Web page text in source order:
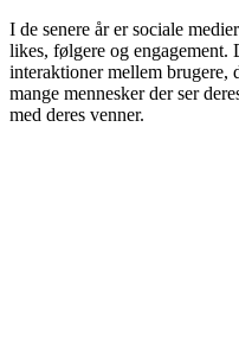
I de senere år er sociale
likes, følgere og engagement.
interaktioner mellem brugere,
mange mennesker der ser
med deres venner.